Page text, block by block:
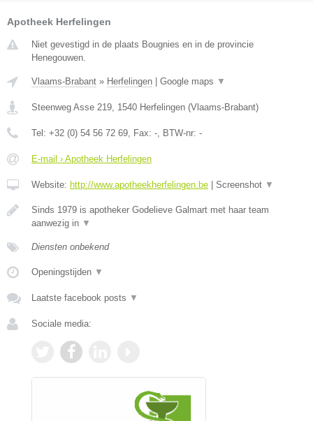
Apotheek Herfelingen
Niet gevestigd in de plaats Bougnies en in de provincie
Henegouwen.
Vlaams-Brabant » Herfelingen Google maps ▼
Steenweg Asse 219 1540 Herfelingen (Vlaams-Brabant)
Tel: +32 (0) 54 56 72 69 , Fax: - , BTW-nr: -
E-mail › Apotheek Herfelingen
Website: http://www.apotheekherfelingen.be Screenshot ▼
Sinds 1979 is apotheker Godelieve Galmart met haar team
aanwezig in ▼
Diensten onbekend
Openingstijden ▼
Laatste facebook posts ▼
Sociale media: